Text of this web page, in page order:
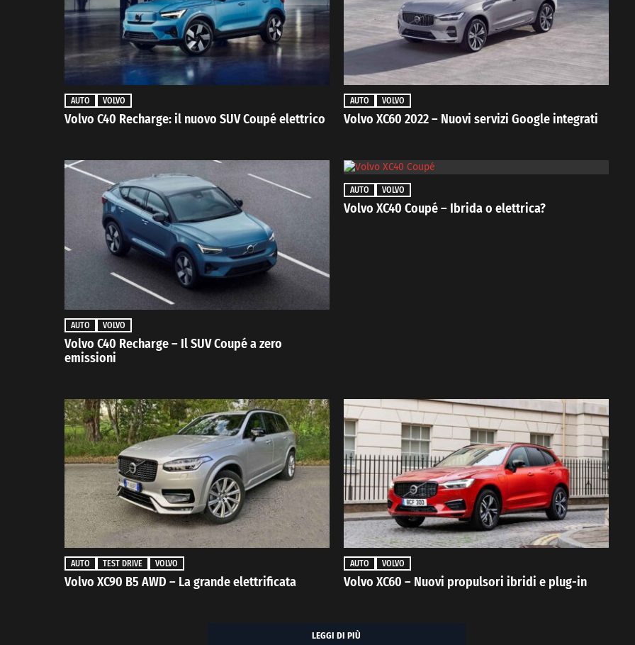
AUTO VOLVO
Volvo C40 Recharge: il nuovo SUV Coupé elettrico
AUTO VOLVO
Volvo XC60 2022 – Nuovi servizi Google integrati
AUTO VOLVO
Volvo C40 Recharge – Il SUV Coupé a zero
emissioni
AUTO VOLVO
Volvo XC40 Coupé – Ibrida o elettrica?
AUTO TEST DRIVE VOLVO
Volvo XC90 B5 AWD – La grande elettrificata
AUTO VOLVO
Volvo XC60 – Nuovi propulsori ibridi e plug-in
LEGGI DI PIÙ